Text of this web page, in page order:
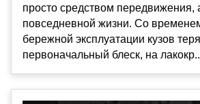
просто средством передвижения,
повседневной жизни. Со
бережной эксплуатации кузов
первоначальный блеск, на